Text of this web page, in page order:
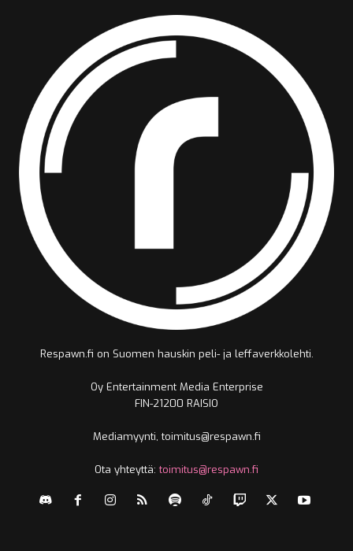
Respawn.fi on Suomen hauskin peli- ja leffaverkkolehti.
Oy Entertainment Media Enterprise
FIN-21200 RAISIO
Mediamyynti, toimitus@respawn.fi
Ota yhteyttä:toimitus@respawn.fi